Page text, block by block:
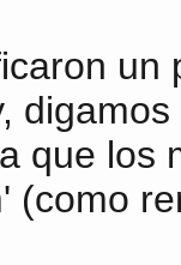
que los
' (como